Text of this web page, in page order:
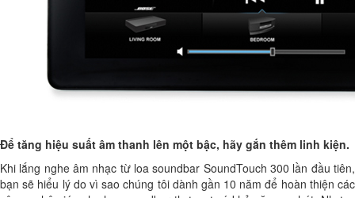
Để tăng hiệu suất âm thanh lên một bậc, hãy gắn thêm linh kiện.
Khi lắng nghe âm nhạc từ loa soundbar SoundTouch 300 lần đầu tiên,
bạn sẽ hiểu lý do vì sao chúng tôi dành gần 10 năm để hoàn thiện các